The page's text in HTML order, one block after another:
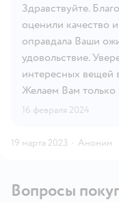
Здравствуйте.
оценили качество
оправдала Ваши
удовольствие.
интересных вещей
Желаем Вам
16 февраля 2024
19 марта 2023 · Аноним
Вопросы